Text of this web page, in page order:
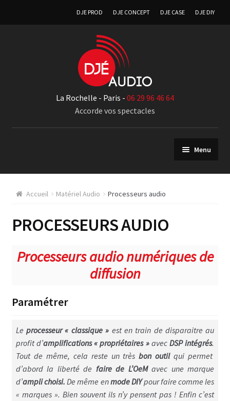
DJE PROD DJE CONCEPT DJE CASE DJE DIY
La Rochelle - Paris - 06 29 96 46 64
Accorde vos spectacles
Menu
Matériel Audio
Diffusion audio
Monitoring
Adamson écoute proximité
Front & side fills moyenne portée
Djeconcept front fills
Idea front fills
Accueil Matériel Audio Processeurs audio
PROCESSEURS AUDIO
Processeurs audio numériques de
diffusion
Paramétrer
Leprocesseur « classique » est en train de disparaitre au
profit d’amplifications « propriétaires »avecDSP intégrés.
Tout de même, cela reste un trèsbon outilqui permet
d’abord la liberté de faire de L’OeMavec une marque
d’ampli choisi.De même enmode DIYpour faire comme les
« marques ». Bien souvent ils n’y pensent pas ! Enfin c’est